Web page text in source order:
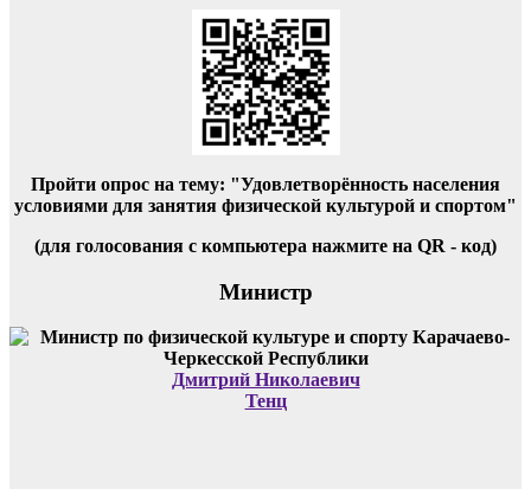
Пройти опрос на тему: "Удовлетворённость населения
условиями для занятия физической культурой и спортом"
(для голосования с компьютера нажмите на QR - код)
Министр
Дмитрий Николаевич
Тенц